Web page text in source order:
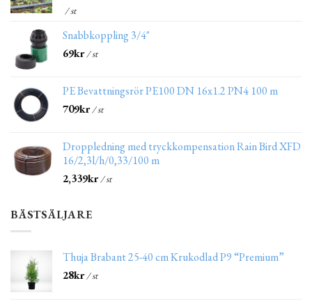
/ st
Snabbkoppling 3/4"
69kr/ st
PE Bevattningsrör PE100 DN 16x1.2 PN4 100 m
709kr/ st
Droppledning med tryckkompensation Rain Bird XFD
16/2,3l/h/0,33/100 m
2,339kr/ st
BÄSTSÄLJARE
Thuja Brabant 25-40 cm Krukodlad P9 “Premium”
28kr/ st